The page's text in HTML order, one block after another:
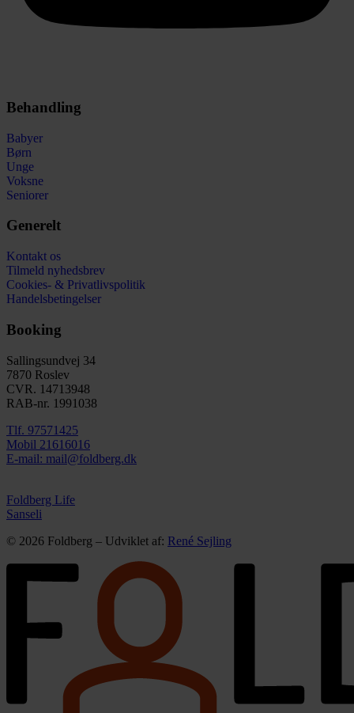
Behandling
Babyer
Børn
Unge
Voksne
Seniorer
Generelt
Kontakt os
Tilmeld nyhedsbrev
Cookies- & Privatlivspolitik
Handelsbetingelser
Booking
Sallingsundvej 34
7870 Roslev
CVR. 14713948
RAB-nr. 1991038​
Tlf. 97571425
Mobil 21616016
E-mail: mail@foldberg.dk
Foldberg Life
Sanseli
© 2026 Foldberg – Udviklet af: René Sejling